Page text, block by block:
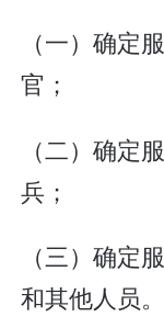
（一）确定
官；
（二）确定
兵；
（三）确定
和其他人员。